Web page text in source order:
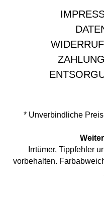
* Unverbindliche
Irrtümer, Tippfehler
vorbehalten.